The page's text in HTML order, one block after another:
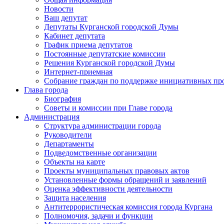
Новости
Ваш депутат
Депутаты Курганской городской Думы
Кабинет депутата
График приема депутатов
Постоянные депутатские комиссии
Решения Курганской городской Думы
Интернет-приемная
Собрание граждан по поддержке инициативных
Глава города
Биография
Советы и комиссии при Главе города
Администрация
Структура администрации города
Руководители
Департаменты
Подведомственные организации
Объекты на карте
Проекты муниципальных правовых актов
Установленные формы обращений и заявлений
Оценка эффективности деятельности
Защита населения
Антитеррористическая комиссия города Кургана
Полномочия, задачи и функции